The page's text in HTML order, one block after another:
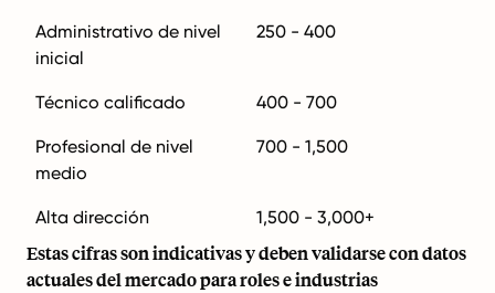
Administrativo de nivel
inicial
250 - 400
Técnico calificado 400 - 700
Profesional de nivel
medio
700 - 1,500
Alta dirección 1,500 - 3,000+
Estas cifras son indicativas y deben validarse con datos
actuales del mercado para roles e industrias